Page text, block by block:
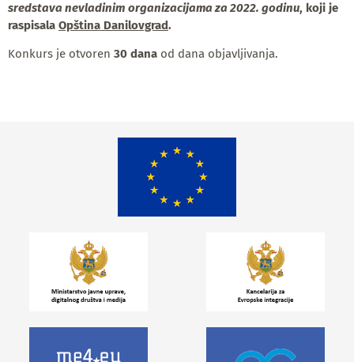
sredstava nevladinim organizacijama za 2022. godinu, koji je
raspisala Opština Danilovgrad.
Konkurs je otvoren 30 dana od dana objavljivanja.